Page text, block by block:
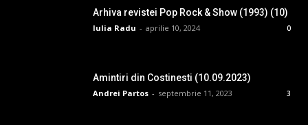
Arhiva revistei Pop Rock & Show (1993) (10)
Iulia Radu - aprilie 10, 2024 0
Amintiri din Costinesti (10.09.2023)
Andrei Partos - septembrie 11, 2023 3